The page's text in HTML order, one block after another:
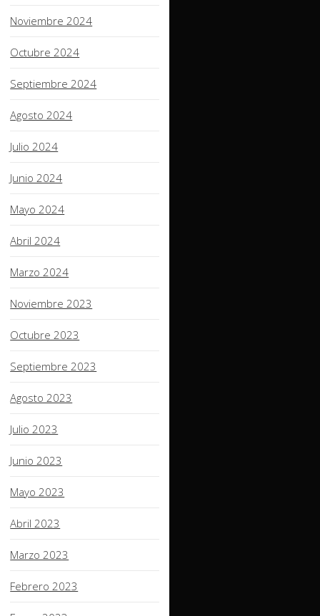
Noviembre 2024
Octubre 2024
Septiembre 2024
Agosto 2024
Julio 2024
Junio 2024
Mayo 2024
Abril 2024
Marzo 2024
Noviembre 2023
Octubre 2023
Septiembre 2023
Agosto 2023
Julio 2023
Junio 2023
Mayo 2023
Abril 2023
Marzo 2023
Febrero 2023